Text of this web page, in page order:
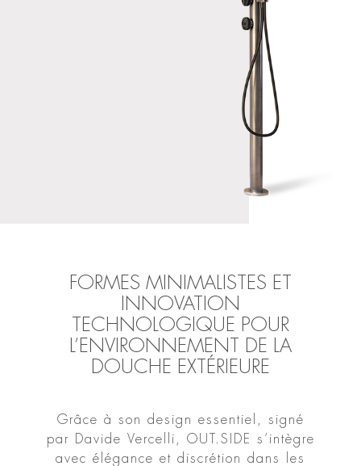
FORMES MINIMALISTES ET
INNOVATION
TECHNOLOGIQUE POUR
L’ENVIRONNEMENT DE LA
DOUCHE EXTÉRIEURE
Grâce à son design essentiel, signé
par Davide Vercelli, OUT.SIDE s’intègre
avec élégance et discrétion dans les